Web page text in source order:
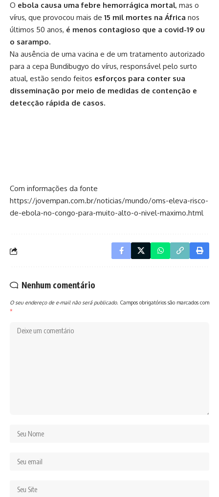
O ebola causa uma febre hemorrágica mortal, mas o
vírus, que provocou mais de 15 mil mortes na África nos
últimos 50 anos, é menos contagioso que a covid-19 ou
o sarampo.
Na ausência de uma vacina e de um tratamento autorizado
para a cepa Bundibugyo do vírus, responsável pelo surto
atual, estão sendo feitos esforços para conter sua
disseminação por meio de medidas de contenção e
detecção rápida de casos.
Com informações da fonte
https://jovempan.com.br/noticias/mundo/oms-eleva-risco-
de-ebola-no-congo-para-muito-alto-o-nivel-maximo.html
Nenhum comentário
O seu endereço de e-mail não será publicado. Campos obrigatórios são marcados com
*